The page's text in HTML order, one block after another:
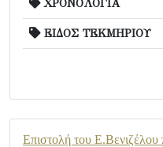
ΧΡΟΝΟΛΟΓΙΑ
ΕΙΔΟΣ ΤΕΚΜΗΡΙΟΥ
Επιστολή του